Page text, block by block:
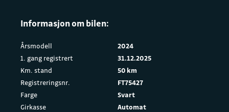
Informasjon om bilen:
Årsmodell
2024
1. gang registrert
31.12.2025
Km. stand
50 km
Registreringsnr.
FT75427
Farge
Svart
Girkasse
Automat